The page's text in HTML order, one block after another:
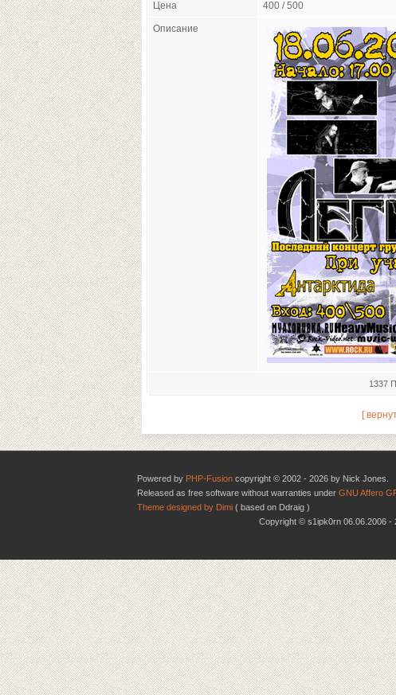
Цена 400 / 500
Описание
1337
[
Powered by PHP-Fusion copyright © 2002 - 2026 by Nick Jones.
Released as free software without warranties under GNU Affero
Theme designed by Dimi ( based on Ddraig )
Copyright © s1ipk0rn 06.06.2006 -